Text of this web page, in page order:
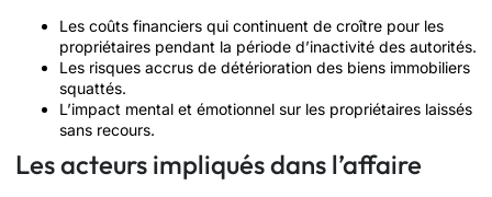
Les coûts financiers qui continuent de croître pour les
propriétaires pendant la période d’inactivité des autorités.
Les risques accrus de détérioration des biens immobiliers
squattés.
L’impact mental et émotionnel sur les propriétaires laissés
sans recours.
Les acteurs impliqués dans l’affaire